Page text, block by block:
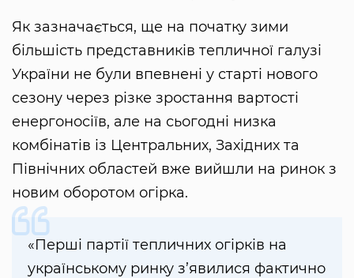
Як зазначається, ще на початку зими
більшість представників тепличної галузі
України не були впевнені у старті нового
сезону через різке зростання вартості
енергоносіїв, але на сьогодні низка
комбінатів із Центральних, Західних та
Північних областей вже вийшли на ринок з
новим оборотом огірка.
«Перші партії тепличних огірків на
українському ринку з’явилися фактично